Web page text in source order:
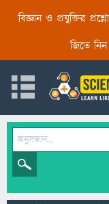
বিজ্ঞান ও প্রযুক্তির
জিতে নিন